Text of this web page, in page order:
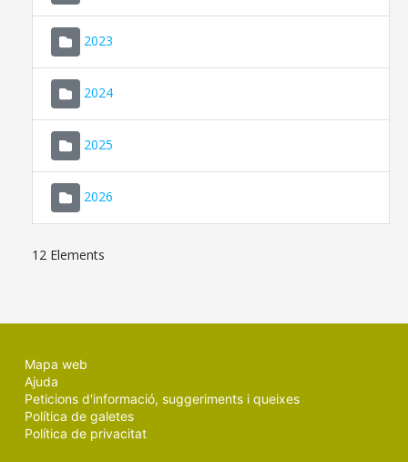
2023
2024
2025
2026
12 Elements
Mapa web
Ajuda
Peticions d'informació, suggeriments i queixes
Política de galetes
Política de privacitat